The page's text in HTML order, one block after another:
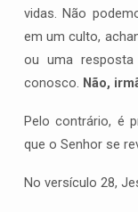
vidas. Não
em um culto,
ou uma
conosco. Não,
Pelo contrário, é
que o Senhor se
No versículo 28,